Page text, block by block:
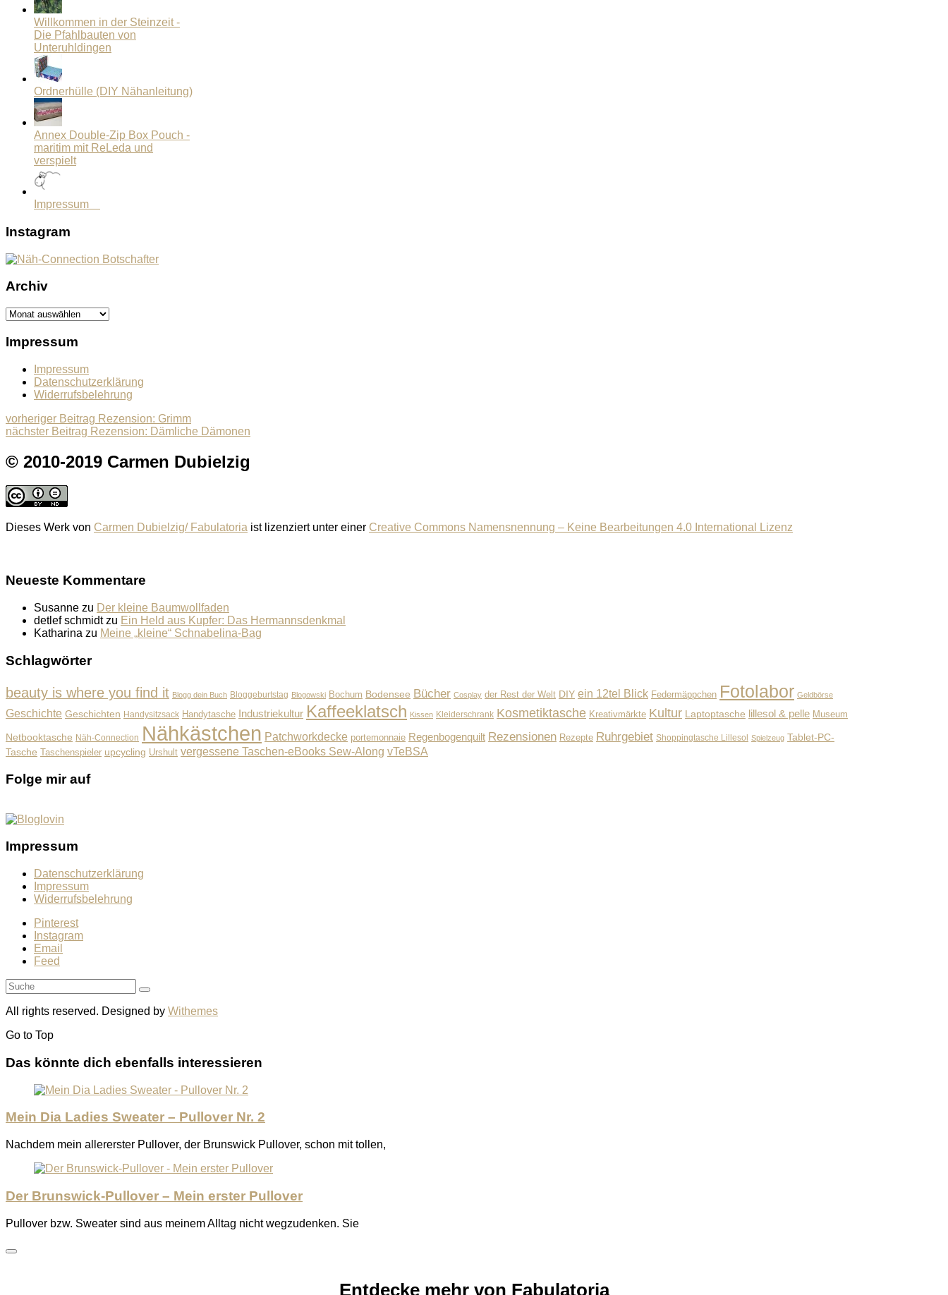
Willkommen in der Steinzeit -
Die Pfahlbauten von
Unteruhldingen
Ordnerhülle (DIY Nähanleitung)
Annex Double-Zip Box Pouch -
maritim mit ReLeda und
verspielt
Impressum
Instagram
Archiv
Archiv
Impressum
Impressum
Datenschutzerklärung
Widerrufsbelehrung
Beitragsnavigation
vorheriger Beitrag Previous
post:
Rezension: Grimm
nächster Beitrag Next
Rezension: Dämliche Dämonen
© 2010-2019 Carmen Dubielzig
Dieses Werk von Carmen Dubielzig/ Fabulatoria ist lizenziert unter einer Creative Commons Namensnennung – Keine Bearbeitungen 4.0 International Lizenz
Neueste Kommentare
Susanne zu Der kleine Baumwollfaden
detlef schmidtzu Ein Held aus Kupfer: Das Hermannsdenkmal
Katharina zu Meine „kleine“ Schnabelina-Bag
Schlagwörter
beauty is where you find it Blogg dein Buch Bloggeburtstag Blogowski Bochum Bodensee Bücher Cosplay der Rest der Welt DIY ein 12tel Blick Federmäppchen Fotolabor Geldbörse
Geschichte Geschichten Handysitzsack Handytasche Industriekultur Kaffeeklatsch Kissen Kleiderschrank Kosmetiktasche Kreativmärkte Kultur Laptoptasche lillesol & pelle Museum
Netbooktasche Näh-Connection Nähkästchen Patchworkdecke portemonnaie Regenbogenquilt Rezensionen Rezepte Ruhrgebiet Shoppingtasche Lillesol Spielzeug Tablet-PC-
Tasche Taschenspieler upcycling Urshult vergessene Taschen-eBooks Sew-Along vTeBSA
Folge mir auf
Impressum
Datenschutzerklärung
Impressum
Widerrufsbelehrung
Pinterest
Instagram
Email
Feed
All rights reserved. Designed by Withemes
Go to Top
Das könnte dich ebenfalls interessieren
Mein Dia Ladies Sweater – Pullover Nr. 2
Nachdem mein allererster Pullover, der Brunswick Pullover, schon mit tollen,
Der Brunswick-Pullover – Mein erster Pullover
Pullover bzw. Sweater sind aus meinem Alltag nicht wegzudenken. Sie
Entdecke mehr von Fabulatoria